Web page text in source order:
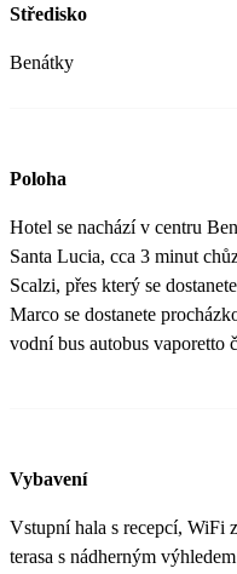
Středisko
Benátky
Poloha
Hotel se nachází v centru
Santa Lucia, cca 3 minut
Scalzi, přes který se
Marco se dostanete
vodní bus autobus vaporetto
Vybavení
Vstupní hala s recepcí, WiFi
terasa s nádherným